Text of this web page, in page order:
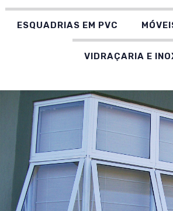
ESQUADRIAS EM PVC
VIDRAÇARIA E